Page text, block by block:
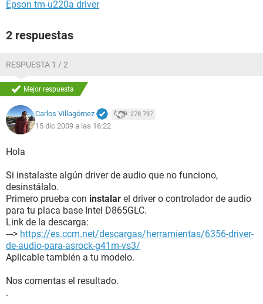
Epson tm-u220a driver
2 respuestas
RESPUESTA 1 / 2
Mejor respuesta
Carlos Villagómez 278.797
15 dic 2009 a las 16:22
Hola
Si instalaste algún driver de audio que no funciono,
desinstálalo.
Primero prueba con instalar el driver o controlador de audio
para tu placa base Intel D865GLC.
Link de la descarga:
---> https://es.ccm.net/descargas/herramientas/6356-driver-
de-audio-para-asrock-g41m-vs3/
Aplicable también a tu modelo.
Nos comentas el resultado.
.